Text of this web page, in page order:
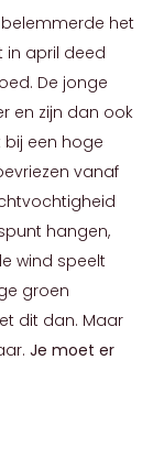
het
in april deed
De jonge
en zijn dan ook
bij een hoge
vanaf
hangen,
wind speelt
groen
dit dan. Maar
Je moet er